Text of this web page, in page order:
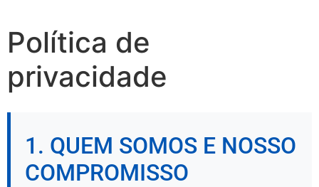
Política de
privacidade
1. QUEM SOMOS E NOSSO
COMPROMISSO